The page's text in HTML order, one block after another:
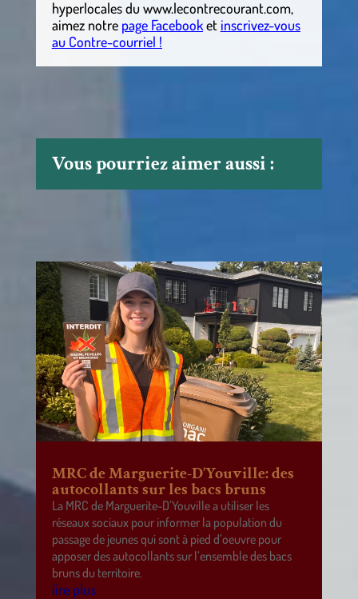
hyperlocalesdu www.lecontrecourant.com,
aimez notre page Facebooket inscrivez-vous
au Contre-courriel !
Vous pourriez aimer aussi :
MRC de Marguerite-D’Youville: des
autocollants sur les bacs bruns
La MRC de Marguerite-D’Youville a utiliser les
réseaux sociaux pour informer la population du
passage de jeunes qui sont à pied d’oeuvre pour
apposer des autocollants sur l’ensemble des bacs
bruns du territoire.
lire plus